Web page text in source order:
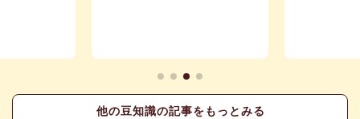
他の豆知識の記事をもっとみる